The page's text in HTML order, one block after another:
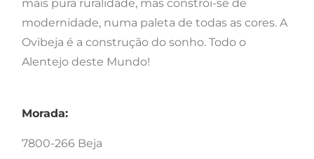
mais pura ruralidade, mas constrói-se de
modernidade, numa paleta de todas as cores. A
Ovibeja é a construção do sonho. Todo o
Alentejo deste Mundo!
Morada:
7800-266 Beja